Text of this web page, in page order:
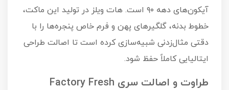
آیکون‌های دهه ۹۰ است. هات ویلز در تولید این ماکت،
خطوط بدنه، گلگیرهای پهن و فرم خاص پنجره‌ها را با
دقتی مثال‌زدنی شبیه‌سازی کرده است تا اصالت طراحی
ایتالیایی کاملاً حفظ شود.
طراوت و اصالت سری Factory Fresh